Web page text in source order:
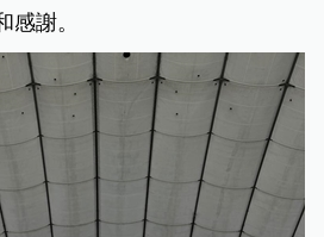
感謝。